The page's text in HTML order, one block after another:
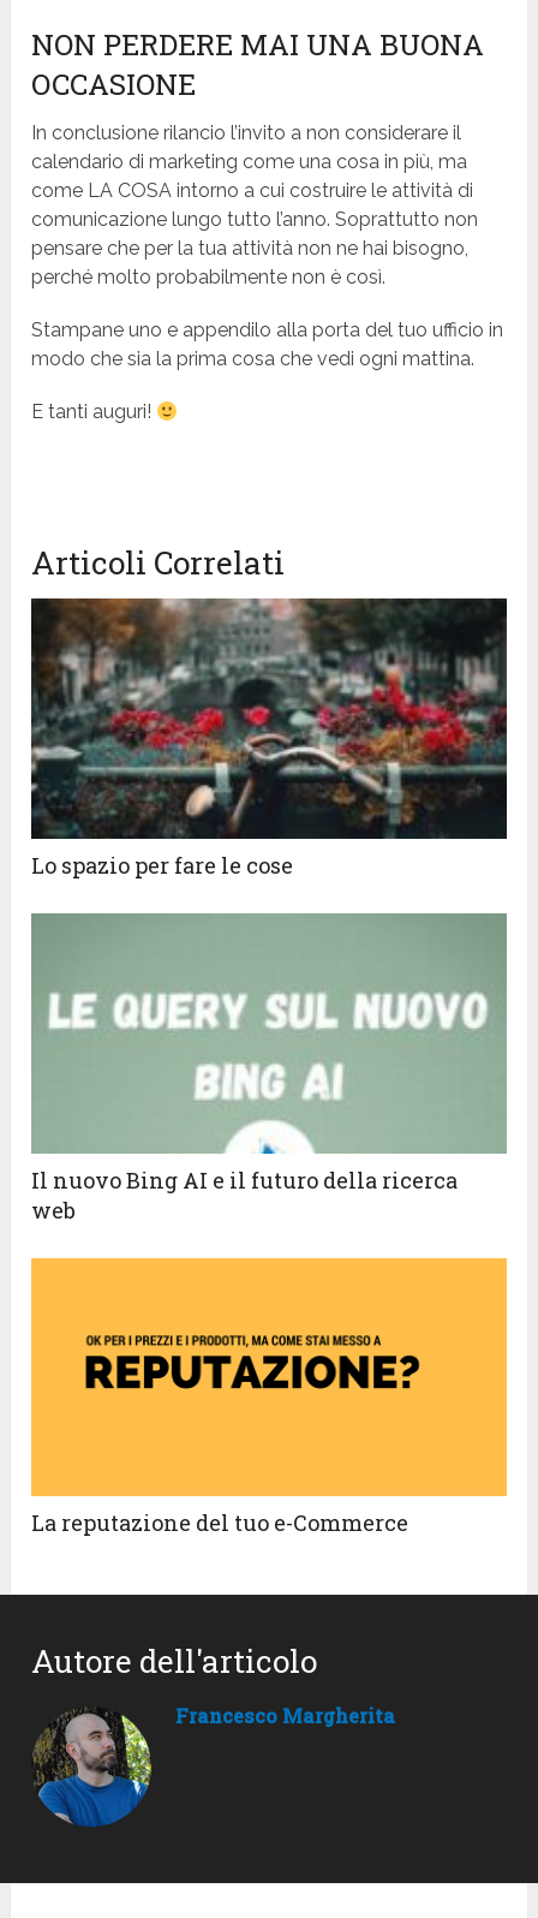
NON PERDERE MAI UNA BUONA
OCCASIONE
In conclusione rilancio l’invito a non considerare il
calendario di marketing come una cosa in più, ma
come LA COSA intorno a cui costruire le attività di
comunicazione lungo tutto l’anno. Soprattutto non
pensare che per la tua attività non ne hai bisogno,
perché molto probabilmente non è così.
Stampane uno e appendilo alla porta del tuo ufficio in
modo che sia la prima cosa che vedi ogni mattina.
E tanti auguri!
Articoli Correlati
Lo spazio per fare le cose
Il nuovo Bing AI e il futuro della ricerca
web
La reputazione del tuo e-Commerce
Autore dell'articolo
Francesco Margherita